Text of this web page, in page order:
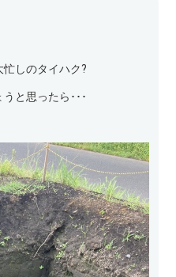
しのタイハク?
と思ったら･･･